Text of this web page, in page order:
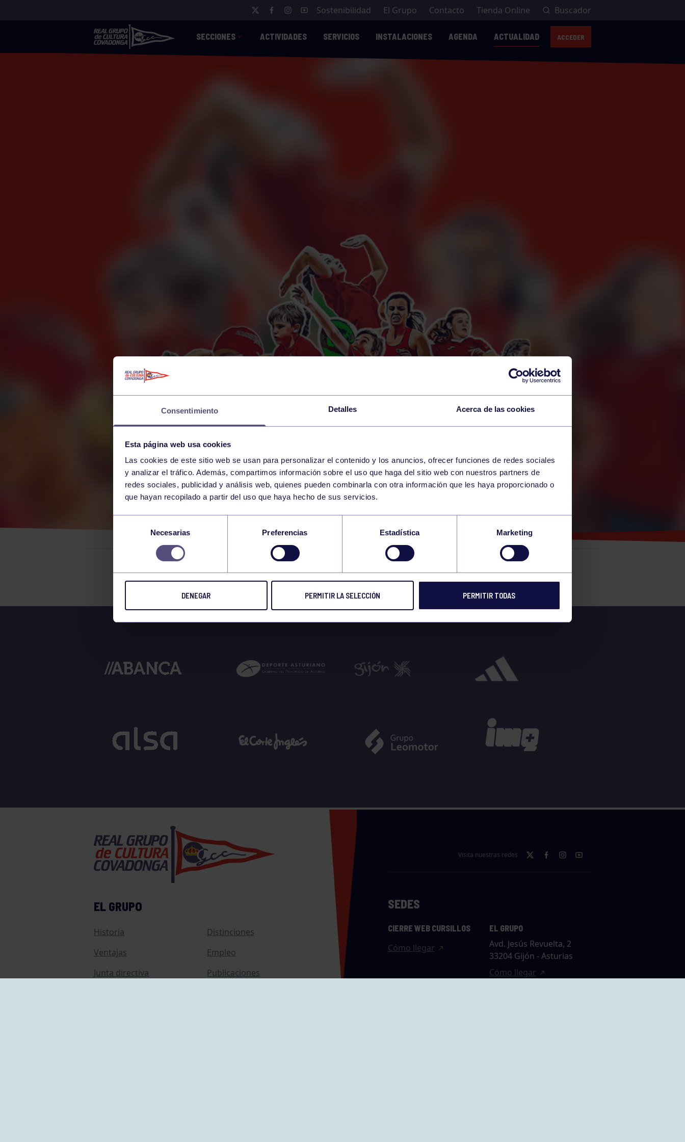
Consentimiento Detalles Acerca de las cookies
Esta página web usa cookies
Las cookies de este sitio web se usan para personalizar el contenido y los anuncios, ofrecer funciones de redes sociales
y analizar el tráfico. Además, compartimos información sobre el uso que haga del sitio web con nuestros partners de
redes sociales, publicidad y análisis web, quienes pueden combinarla con otra información que les haya proporcionado o
que hayan recopilado a partir del uso que haya hecho de sus servicios.
consentimiento
Necesarias Preferencias Estadística Marketing
DENEGAR PERMITIR LA SELECCIÓN PERMITIR TODAS
Sostenibilidad El Grupo Contacto Tienda Online Buscador
SECCIONES ACTIVIDADES SERVICIOS INSTALACIONES AGENDA ACTUALIDAD ACCEDER
LA POLÉMICA MARCA EL K-4
El grupo en prensa 10 MAR 2021 Comparte
EL GRUPO
Historia
Distinciones
Ventajas
Empleo
Junta directiva
Publicaciones
Visita nuestras redes
SEDES
CIERRE WEB CURSILLOS
Cómo llegar
EL GRUPO
Avd. Jesús Revuelta, 2
33204 Gijón - Asturias
Cómo llegar